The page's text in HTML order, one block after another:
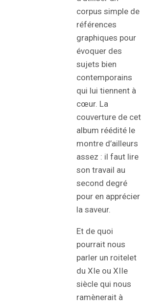
corpus simple de
références
graphiques pour
évoquer des
sujets bien
contemporains
qui lui tiennent à
cœur. La
couverture de cet
album réédité le
montre d’ailleurs
assez : il faut lire
son travail au
second degré
pour en apprécier
la saveur.
Et de quoi
pourrait nous
parler un roitelet
du XIe ou XIIe
siècle qui nous
ramènerait à